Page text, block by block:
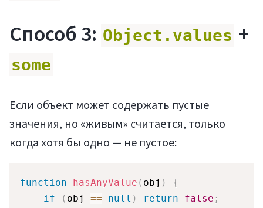
Способ 3: Object.values +
some
Если объект может содержать пустые
значения, но «живым» считается, только
когда хотя бы одно — не пустое:
function hasAnyValue ( obj )
{
if
( obj == null ) return false ;